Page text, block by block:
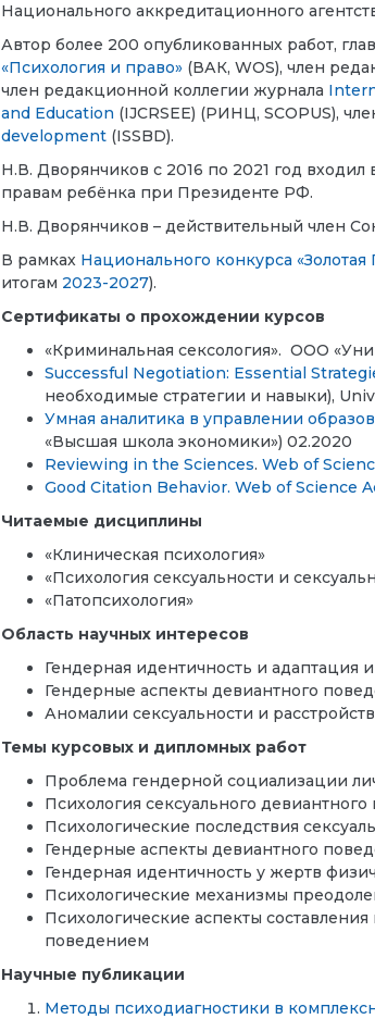
Национального аккредитационного
Автор более 200 опубликованных работ,
«Психология и право» (ВАК, WOS), член
член редакционной коллегии журнала
and Education (IJCRSEE) (РИНЦ, SCOPUS),
development (ISSBD).
Н.В. Дворянчиков с 2016 по 2021 год
правам ребёнка при Президенте РФ.
Н.В. Дворянчиков – действительный член
В рамках Национального конкурса «Золотая
итогам 2023-2027).
Сертификаты о прохождении курсов
«Криминальная сексология». ООО
Successful Negotiation: Essential
необходимые стратегии и навыки),
Умная аналитика в управлении
«Высшая школа экономики») 02.2020
Reviewing in the Sciences.Web of
Good Citation Behavior.Web of Science
Читаемые дисциплины
«Клиническая психология»
«Психология сексуальности и
«Патопсихология»
Область научных интересов
Гендерная идентичность и адаптация
Гендерные аспекты девиантного
Аномалии сексуальности и
Темы курсовых и дипломных работ
Проблема гендерной социализации
Психология сексуального
Психологические последствия
Гендерные аспекты девиантного
Гендерная идентичность у жертв
Психологические механизмы
Психологические аспекты
поведением
Научные публикации
Методы психодиагностики в